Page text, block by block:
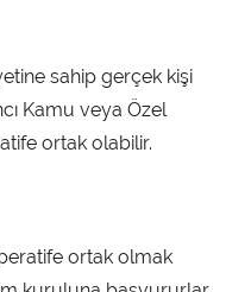
sahip gerçek kişi
Kamu veya Özel
ortak olabilir.
ortak olmak